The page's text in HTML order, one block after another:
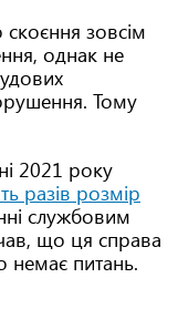
зовсім
однак не
Тому
2021 року
разів розмір
службовим
що ця справа
немає питань.